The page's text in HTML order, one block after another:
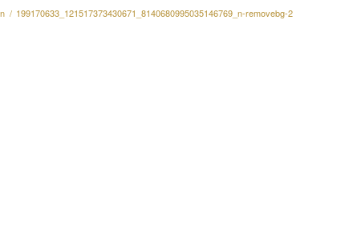
/ 199170633_121517373430671_8140680995035146769_n-removebg-2